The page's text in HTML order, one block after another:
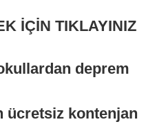
İÇİN TIKLAYINIZ
deprem
ücretsiz kontenjan